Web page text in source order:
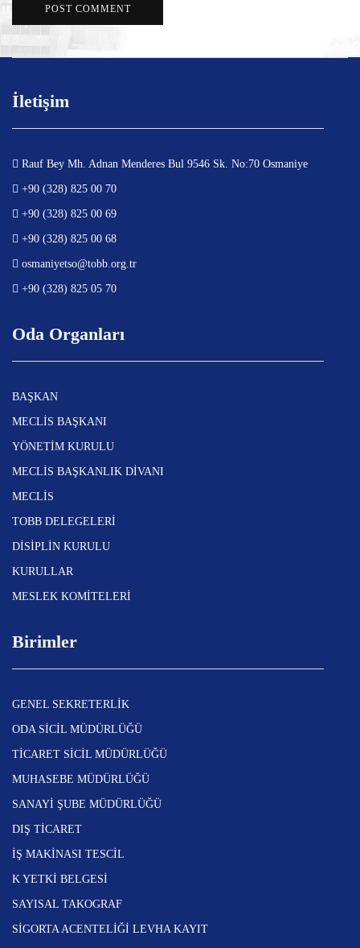
İletişim
Rauf Bey Mh. Adnan Menderes Bul 9546 Sk. No:70 Osmaniye
+90 (328) 825 00 70
+90 (328) 825 00 69
+90 (328) 825 00 68
osmaniyetso@tobb.org.tr
+90 (328) 825 05 70
Oda Organları
BAŞKAN
MECLİS BAŞKANI
YÖNETİM KURULU
MECLİS BAŞKANLIK DİVANI
MECLİS
TOBB DELEGELERİ
DİSİPLİN KURULU
KURULLAR
MESLEK KOMİTELERİ
Birimler
GENEL SEKRETERLİK
ODA SİCİL MÜDÜRLÜĞÜ
TİCARET SİCİL MÜDÜRLÜĞÜ
MUHASEBE MÜDÜRLÜĞÜ
SANAYİ ŞUBE MÜDÜRLÜĞÜ
DIŞ TİCARET
İŞ MAKİNASI TESCİL
K YETKİ BELGESİ
SAYISAL TAKOGRAF
SİGORTA ACENTELİĞİ LEVHA KAYIT